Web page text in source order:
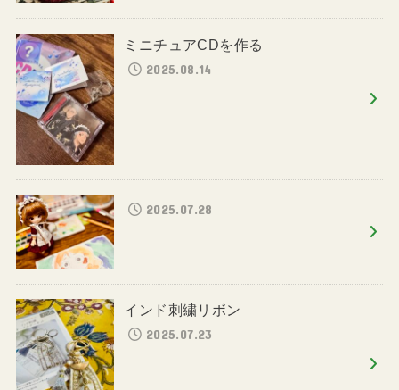
ミニチュアCDを作る
2025.08.14
2025.07.28
インド刺繍リボン
2025.07.23